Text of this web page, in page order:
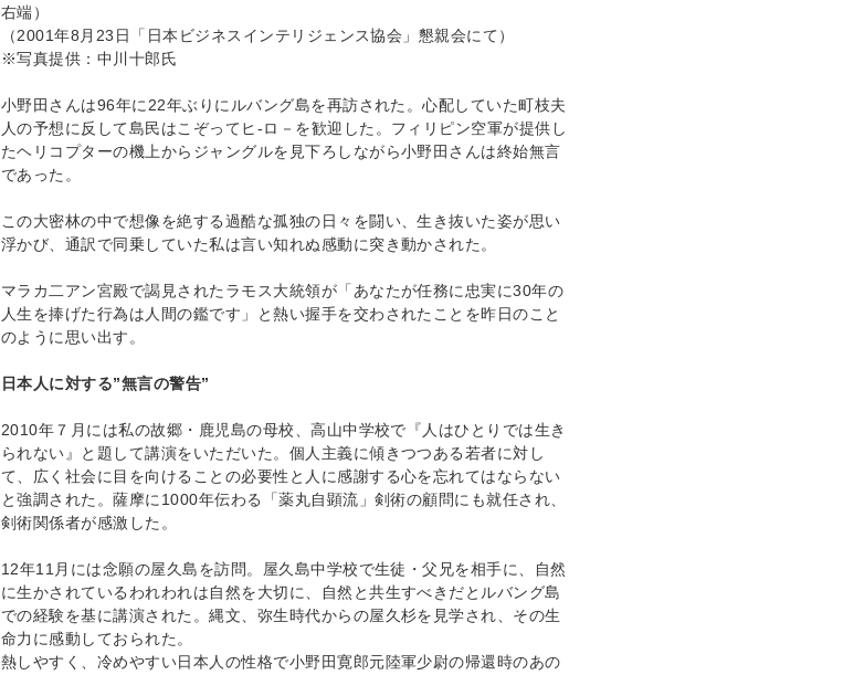
右端）
（2001年8月23日「日本ビジネスインテリジェンス協会」懇親会にて）
※写真提供：中川十郎氏
小野田さんは96年に22年ぶりにルバング島を再訪された。心配していた町枝夫
人の予想に反して島民はこぞってヒ‐ロ－を歓迎した。フィリピン空軍が提供し
たヘリコプターの機上からジャングルを見下ろしながら小野田さんは終始無言
であった。
この大密林の中で想像を絶する過酷な孤独の日々を闘い、生き抜いた姿が思い
浮かび、通訳で同乗していた私は言い知れぬ感動に突き動かされた。
マラカ二アン宮殿で謁見されたラモス大統領が「あなたが任務に忠実に30年の
人生を捧げた行為は人間の鑑です」と熱い握手を交わされたことを昨日のこと
のように思い出す。
日本人に対する”無言の警告”
2010年７月には私の故郷・鹿児島の母校、高山中学校で『人はひとりでは生き
られない』と題して講演をいただいた。個人主義に傾きつつある若者に対し
て、広く社会に目を向けることの必要性と人に感謝する心を忘れてはならない
と強調された。薩摩に1000年伝わる「薬丸自顕流」剣術の顧問にも就任され、
剣術関係者が感激した。
12年11月には念願の屋久島を訪問。屋久島中学校で生徒・父兄を相手に、自然
に生かされているわれわれは自然を大切に、自然と共生すべきだとルバング島
での経験を基に講演された。縄文、弥生時代からの屋久杉を見学され、その生
命力に感動しておられた。
熱しやすく、冷めやすい日本人の性格で小野田寛郎元陸軍少尉の帰還時のあの